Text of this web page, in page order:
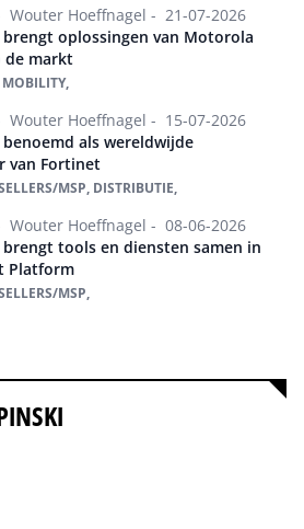
Wouter Hoeffnagel - 21-07-2026
brengt oplossingen van Motorola
markt
MOBILITY,
Wouter Hoeffnagel - 15-07-2026
benoemd als wereldwijde
van Fortinet
MSP, DISTRIBUTIE,
Wouter Hoeffnagel - 08-06-2026
brengt tools en diensten samen in
Platform
MSP,